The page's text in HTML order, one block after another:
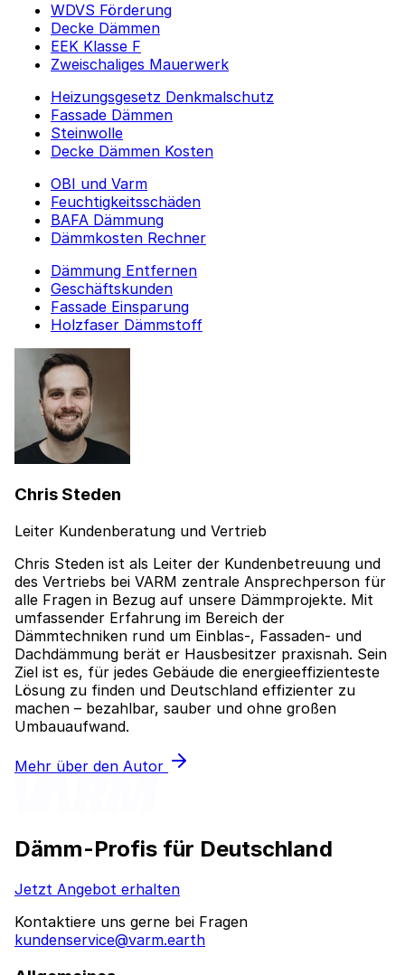
WDVS Förderung
Decke Dämmen
EEK Klasse F
Zweischaliges Mauerwerk
Heizungsgesetz Denkmalschutz
Fassade Dämmen
Steinwolle
Decke Dämmen Kosten
OBI und Varm
Feuchtigkeitsschäden
BAFA Dämmung
Dämmkosten Rechner
Dämmung Entfernen
Geschäftskunden
Fassade Einsparung
Holzfaser Dämmstoff
Chris Steden
Leiter Kundenberatung und Vertrieb
Chris Steden ist als Leiter der Kundenbetreuung und
des Vertriebs bei VARM zentrale Ansprechperson für
alle Fragen in Bezug auf unsere Dämmprojekte. Mit
umfassender Erfahrung im Bereich der
Dämmtechniken rund um Einblas-, Fassaden- und
Dachdämmung berät er Hausbesitzer praxisnah. Sein
Ziel ist es, für jedes Gebäude die energieeffizienteste
Lösung zu finden und Deutschland effizienter zu
machen – bezahlbar, sauber und ohne großen
Umbauaufwand.
Mehr über den Autor
Dämm-Profis für Deutschland
Jetzt Angebot erhalten
Kontaktiere uns gerne bei Fragen
kundenservice@varm.earth